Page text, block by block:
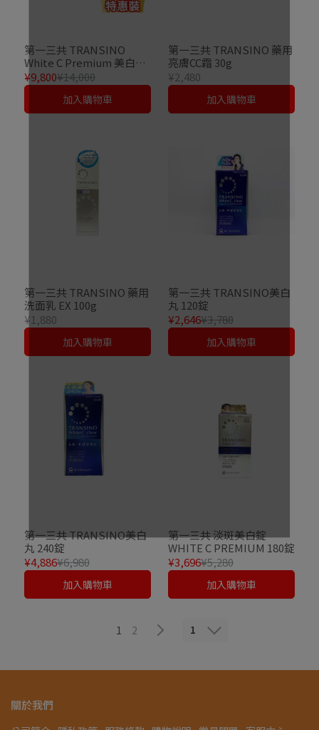
第一三共 TRANSINO
White C Premium 美白丸
270錠 2個套裝
¥9,800¥14,000
加入購物車
第一三共 TRANSINO 藥用
亮膚CC霜 30g
¥2,480
加入購物車
第一三共 TRANSINO 藥用
洗面乳 EX 100g
¥1,880
加入購物車
第一三共 TRANSINO美白
丸 120錠
¥2,646¥3,780
加入購物車
第一三共 TRANSINO美白
丸 240錠
¥4,886¥6,980
加入購物車
第一三共 淡斑美白錠
WHITE C PREMIUM 180錠
¥3,696¥5,280
加入購物車
1 2 1
關於我們